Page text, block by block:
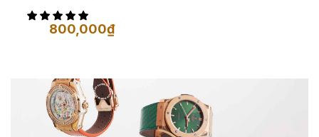
800,000₫